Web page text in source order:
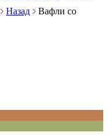
Назад
Вафли со